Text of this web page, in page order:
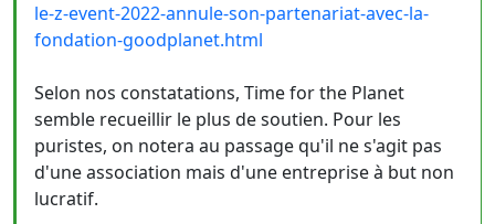
le-z-event-2022-annule-son-partenariat-avec-la-
fondation-goodplanet.html
Selon nos constatations, Time for the Planet
semble recueillir le plus de soutien. Pour les
puristes, on notera au passage qu'il ne s'agit pas
d'une association mais d'une entreprise à but non
lucratif.